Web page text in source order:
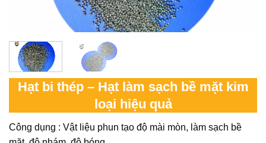
Hạt bi thép – Hạt làm sạch bề mặt kim
loại hiệu quả
Công dụng : Vật liệu phun tạo độ mài mòn, làm sạch bề